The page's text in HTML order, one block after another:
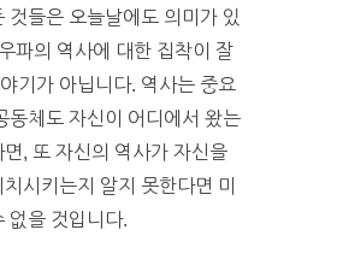
것들은 오늘날에도 의미가 있
파의 역사에 대한 집착이 잘
기가 아닙니다. 역사는 중요
동체도 자신이 어디에서 왔는
, 또 자신의 역사가 자신을
시키는지 알지 못한다면 미
없을 것입니다.